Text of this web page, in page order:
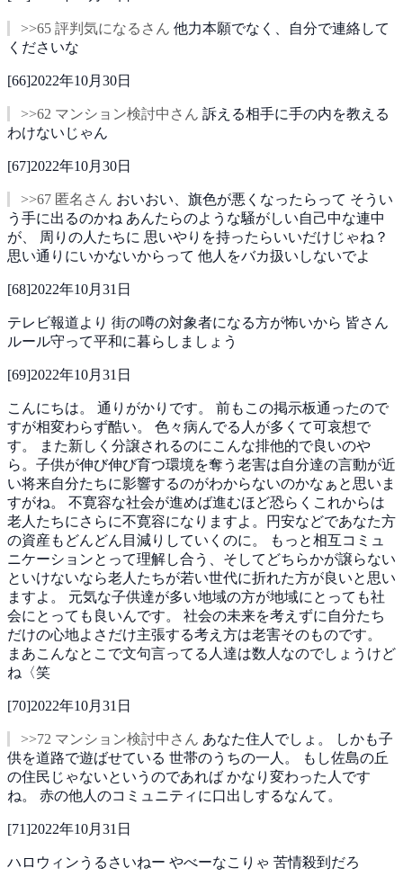
>>65 評判気になるさん 他力本願でなく、自分で連絡して
くださいな
[66]2022年10月30日
>>62 マンション検討中さん 訴える相手に手の内を教える
わけないじゃん
[67]2022年10月30日
>>67 匿名さん おいおい、旗色が悪くなったらって そうい
う手に出るのかね あんたらのような騒がしい自己中な連中
が、
周りの人たちに 思いやりを持ったらいいだけじゃね？
思い通りにいかないからって 他人をバカ扱いしないでよ
[68]2022年10月31日
テレビ報道より 街の噂の対象者になる方が怖いから 皆さん
ルール守って平和に暮らしましょう
[69]2022年10月31日
こんにちは。 通りがかりです。 前もこの掲示板通ったので
すが相変わらず酷い。 色々病んでる人が多くて可哀想で
す。
また新しく分譲されるのにこんな排他的で良いのや
ら。子供が伸び伸び育つ環境を奪う老害は自分達の言動が近
い将来自分たちに影響するのがわからないのかなぁと思いま
すがね。 不寛容な社会が進めば進むほど恐らくこれからは
老人たちにさらに不寛容になりますよ。円安などであなた方
の資産もどんどん目減りしていくのに。
もっと相互コミュ
ニケーションとって理解し合う、そしてどちらかが譲らない
といけないなら老人たちが若い世代に折れた方が良いと思い
ますよ。 元気な子供達が多い地域の方が地域にとっても社
会にとっても良いんです。 社会の未来を考えずに自分たち
だけの心地よさだけ主張する考え方は老害そのものです。
まあこんなとこで文句言ってる人達は数人なのでしょうけど
ね〈笑
[70]2022年10月31日
>>72 マンション検討中さん あなた住人でしょ。
しかも子
供を道路で遊ばせている 世帯のうちの一人。
もし佐島の丘
の住民じゃないというのであれば かなり変わった人です
ね。 赤の他人のコミュニティに口出しするなんて。
[71]2022年10月31日
ハロウィンうるさいねー やべーなこりゃ 苦情殺到だろ